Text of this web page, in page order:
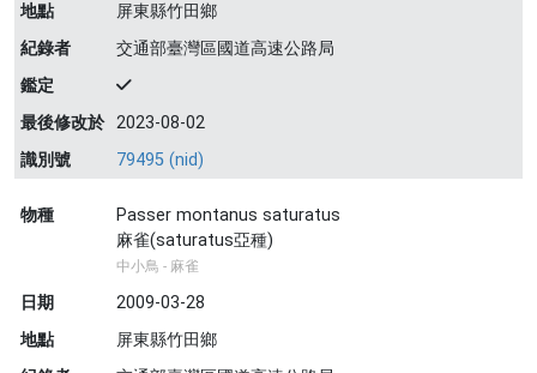
地點
屏東縣竹田鄉
紀錄者
交通部臺灣區國道高速公路局
鑑定
最後修改於 2023-08-02
識別號
79495 (nid)
物種
Passer montanus saturatus
麻雀(saturatus亞種)
中小鳥 - 麻雀
日期
2009-03-28
地點
屏東縣竹田鄉